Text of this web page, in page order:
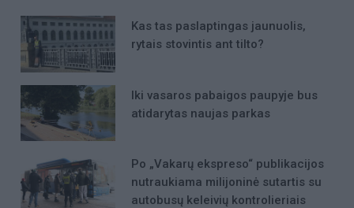
Kas tas paslaptingas jaunuolis,
rytais stovintis ant tilto?
Iki vasaros pabaigos paupyje bus
atidarytas naujas parkas
Po „Vakarų ekspreso“ publikacijos
nutraukiama milijoninė sutartis su
autobusų keleivių kontrolieriais